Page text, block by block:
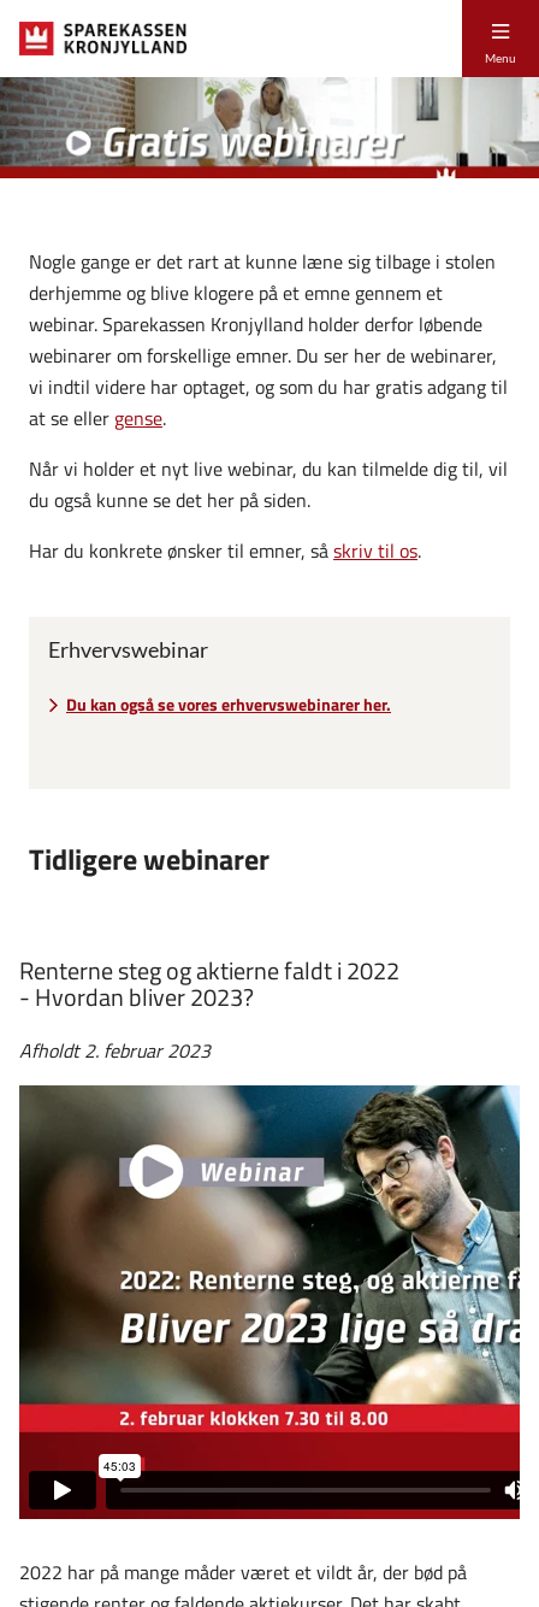
Menu
Nogle gange er det rart at kunne læne sig tilbage i stolen
derhjemme og blive klogere på et emne gennem et
webinar. Sparekassen Kronjylland holder derfor løbende
webinarer om forskellige emner. Du ser her de webinarer,
vi indtil videre har optaget, og som du har gratis adgang til
at se eller gense.
Når vi holder et nyt live webinar, du kan tilmelde dig til, vil
du også kunne se det her på siden.
Har du konkrete ønsker til emner, såskriv til os.
Erhvervswebinar
Du kan også se vores erhvervswebinarer her.
Tidligere webinarer
Renterne steg og aktierne faldt i 2022
- Hvordan bliver 2023?
Afholdt 2. februar 2023
2022 har på mange måder været et vildt år, der bød på